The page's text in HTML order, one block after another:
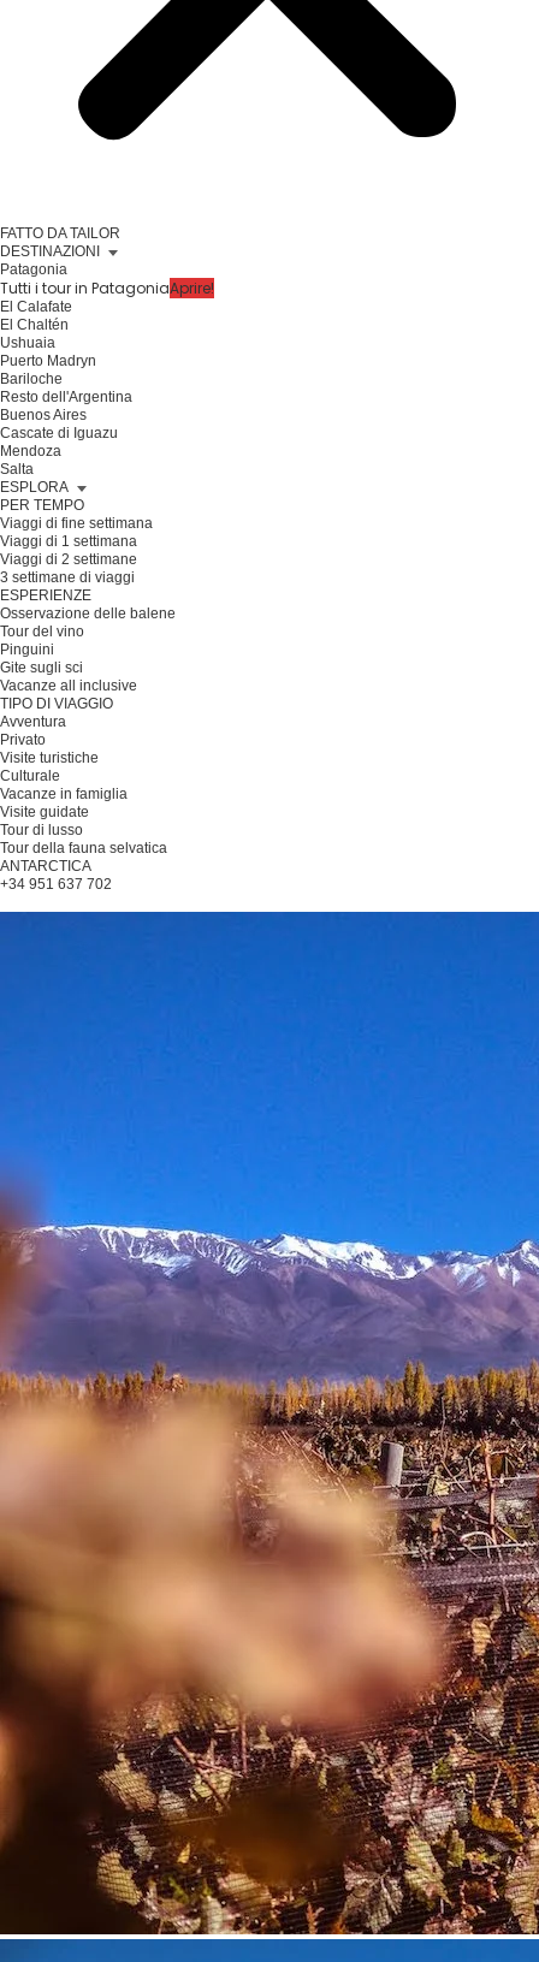
FATTO DA TAILOR
DESTINAZIONI
Patagonia
Tutti i tour in PatagoniaAprire!
El Calafate
El Chaltén
Ushuaia
Puerto Madryn
Bariloche
Resto dell'Argentina
Buenos Aires
Cascate di Iguazu
Mendoza
Salta
ESPLORA
PER TEMPO
Viaggi di fine settimana
Viaggi di 1 settimana
Viaggi di 2 settimane
3 settimane di viaggi
ESPERIENZE
Osservazione delle balene
Tour del vino
Pinguini
Gite sugli sci
Vacanze all inclusive
TIPO DI VIAGGIO
Avventura
Privato
Visite turistiche
Culturale
Vacanze in famiglia
Visite guidate
Tour di lusso
Tour della fauna selvatica
ANTARCTICA
+34 951 637 702